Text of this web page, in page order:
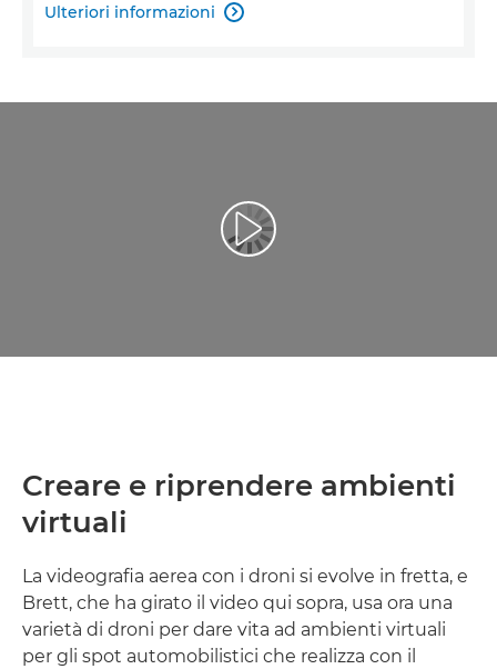
Ulteriori informazioni 
Riproduci il video
Creare e riprendere ambienti
virtuali
La videografia aerea con i droni si evolve in fretta, e
Brett, che ha girato il video qui sopra, usa ora una
varietà di droni per dare vita ad ambienti virtuali
per gli spot automobilistici che realizza con il